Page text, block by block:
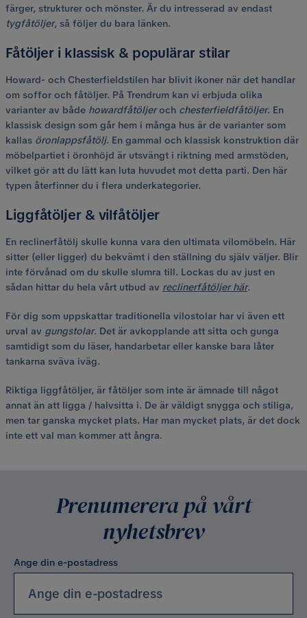
färger, strukturer och mönster. Är du intresserad av endast
tygfåtöljer, så följer du bara länken.
Fåtöljer i klassisk & populärar stilar
Howard- och Chesterfieldstilen har blivit ikoner när det handlar
om soffor och fåtöljer. På Trendrum kan vi erbjuda olika
varianter av både howardfåtöljeroch chesterfieldfåtöljer. En
klassisk design som går hem i många hus är de varianter som
kallas öronlappsfåtölj. En gammal och klassisk konstruktion där
möbelpartiet i öronhöjd är utsvängt i riktning med armstöden,
vilket gör att du lätt kan luta huvudet mot detta parti. Den här
typen återfinner du i flera underkategorier.
Liggfåtöljer & vilfåtöljer
En reclinerfåtölj skulle kunna vara den ultimata vilomöbeln. Här
sitter (eller ligger) du bekvämt i den ställning du själv väljer. Blir
inte förvånad om du skulle slumra till. Lockas du av just en
sådan hittar du hela vårt utbud av reclinerfåtöljer här.
För dig som uppskattar traditionella vilostolar har vi även ett
urval av gungstolar. Det är avkopplande att sitta och gunga
samtidigt som du läser, handarbetar eller kanske bara låter
tankarna sväva iväg.
Riktiga liggfåtöljer, är fåtöljer som inte är ämnade till något
annat än att ligga / halvsitta i. De är väldigt snygga och stiliga,
men tar ganska mycket plats. Har man mycket plats, är det dock
inte ett val man kommer att ångra.
Prenumerera på vårt
nyhetsbrev
Ange din e-postadress